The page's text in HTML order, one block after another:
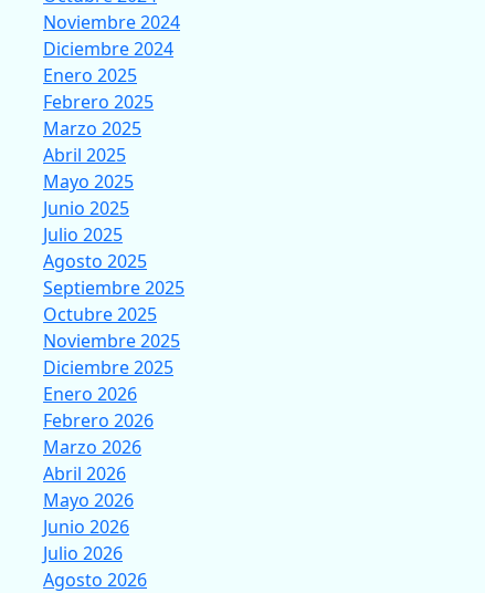
Noviembre 2024
Diciembre 2024
Enero 2025
Febrero 2025
Marzo 2025
Abril 2025
Mayo 2025
Junio 2025
Julio 2025
Agosto 2025
Septiembre 2025
Octubre 2025
Noviembre 2025
Diciembre 2025
Enero 2026
Febrero 2026
Marzo 2026
Abril 2026
Mayo 2026
Junio 2026
Julio 2026
Agosto 2026